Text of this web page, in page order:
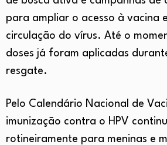
para ampliar o acesso à vacina
circulação do vírus. Até o
doses já foram aplicadas
resgate.
Pelo Calendário Nacional de
imunização contra o HPV
rotineiramente para meninas e